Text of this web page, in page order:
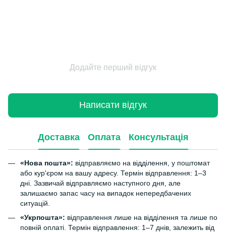
Додайте перший відгук
Написати відгук
Доставка Оплата Консультація
«Нова пошта»: відправляємо на відділення, у поштомат
або кур'єром на вашу адресу. Термін відправлення: 1–3
дні. Зазвичай відправляємо наступного дня, але
залишаємо запас часу на випадок непередбачених
ситуацій.
«Укрпошта»: відправлення лише на відділення та лише по
повній оплаті. Термін відправлення: 1–7 днів, залежить від